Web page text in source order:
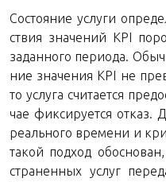
Со­сто­я­ние услу­ги
ствия зна­че­ний KPI
за­дан­но­го пе­ри­о­да.
ние зна­че­ния KPI не
то услу­га счи­та­ет­ся
чае фик­си­ру­ет­ся отказ.
ре­аль­но­го вре­ме­ни и
такой под­ход
стра­нен­ных услуг